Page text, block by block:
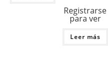
Registrarse
para ver
Leer más